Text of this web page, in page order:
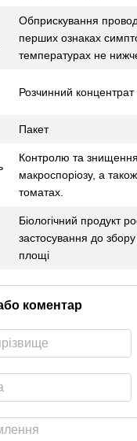
Обприскування
перших ознаках
температурах не
Розчинний концентрат
Пакет
Контролю та знищення
макроспоріозу, а
томатах.
Біологічний продукт
застосування до
площі
коментар